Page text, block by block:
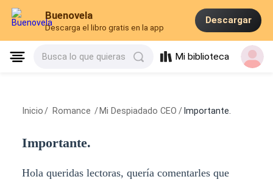
Buenovela
Descarga el libro gratis en la app
Descargar
Busca lo que quieras Mi biblioteca
Inicio / Romance / Mi Despiadado CEO / Importante.
Importante.
Hola queridas lectoras, quería comentarles que